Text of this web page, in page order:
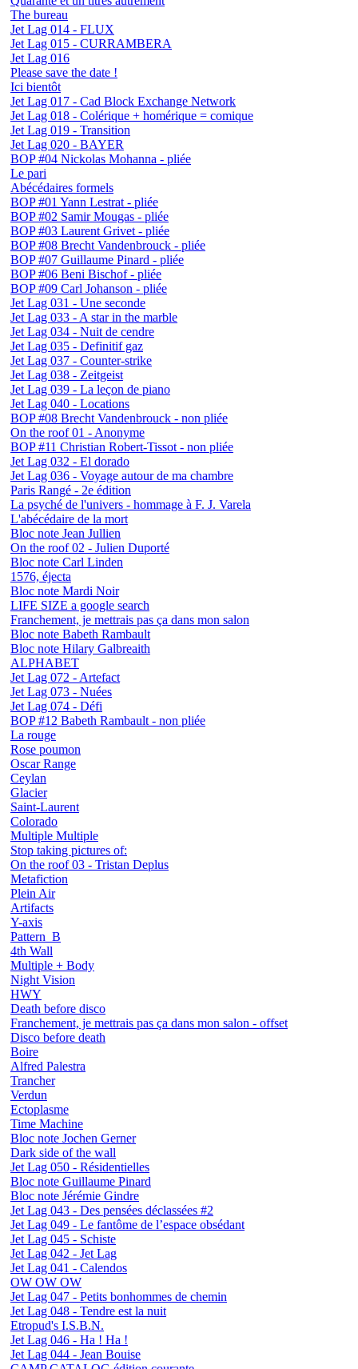
The bureau
Jet Lag 014 - FLUX
Jet Lag 015 - CURRAMBERA
Jet Lag 016
Please save the date !
Ici bientôt
Jet Lag 017 - Cad Block Exchange Network
Jet Lag 018 - Colérique + homérique = comique
Jet Lag 019 - Transition
Jet Lag 020 - BAYER
BOP #04 Nickolas Mohanna - pliée
Le pari
Abécédaires formels
BOP #01 Yann Lestrat - pliée
BOP #02 Samir Mougas - pliée
BOP #03 Laurent Grivet - pliée
BOP #08 Brecht Vandenbrouck - pliée
BOP #07 Guillaume Pinard - pliée
BOP #06 Beni Bischof - pliée
BOP #09 Carl Johanson - pliée
Jet Lag 031 - Une seconde
Jet Lag 033 - A star in the marble
Jet Lag 034 - Nuit de cendre
Jet Lag 035 - Definitif gaz
Jet Lag 037 - Counter-strike
Jet Lag 038 - Zeitgeist
Jet Lag 039 - La leçon de piano
Jet Lag 040 - Locations
BOP #08 Brecht Vandenbrouck - non pliée
On the roof 01 - Anonyme
BOP #11 Christian Robert-Tissot - non pliée
Jet Lag 032 - El dorado
Jet Lag 036 - Voyage autour de ma chambre
Paris Rangé - 2e édition
La psyché de l'univers - hommage à F. J. Varela
L'abécédaire de la mort
Bloc note Jean Jullien
On the roof 02 - Julien Duporté
Bloc note Carl Linden
1576, éjecta
Bloc note Mardi Noir
LIFE SIZE a google search
Franchement, je mettrais pas ça dans mon salon
Bloc note Babeth Rambault
Bloc note Hilary Galbreaith
ALPHABET
Jet Lag 072 - Artefact
Jet Lag 073 - Nuées
Jet Lag 074 - Défi
BOP #12 Babeth Rambault - non pliée
La rouge
Rose poumon
Oscar Range
Ceylan
Glacier
Saint-Laurent
Colorado
Multiple Multiple
Stop taking pictures of:
On the roof 03 - Tristan Deplus
Metafiction
Plein Air
Artifacts
Y-axis
Pattern_B
4th Wall
Multiple + Body
Night Vision
HWY
Death before disco
Franchement, je mettrais pas ça dans mon salon - offset
Disco before death
Boire
Alfred Palestra
Trancher
Verdun
Ectoplasme
Time Machine
Bloc note Jochen Gerner
Dark side of the wall
Jet Lag 050 - Résidentielles
Bloc note Guillaume Pinard
Bloc note Jérémie Gindre
Jet Lag 043 - Des pensées déclassées #2
Jet Lag 049 - Le fantôme de l’espace obsédant
Jet Lag 045 - Schiste
Jet Lag 042 - Jet Lag
Jet Lag 041 - Calendos
OW OW OW
Jet Lag 047 - Petits bonhommes de chemin
Jet Lag 048 - Tendre est la nuit
Etropud's I.S.B.N.
Jet Lag 046 - Ha ! Ha !
Jet Lag 044 - Jean Bouise